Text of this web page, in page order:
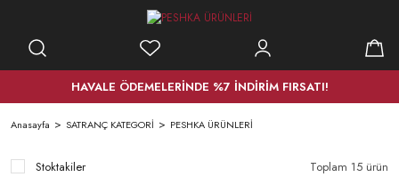
HAVALE ÖDEMELERİNDE %7 İNDİRİM FIRSATI!
Anasayfa SATRANÇ KATEGORİ PESHKA ÜRÜNLERİ
Stoktakiler Toplam 15 ürün